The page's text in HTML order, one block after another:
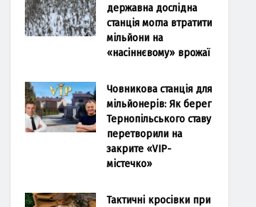
державна дослідна
станція могла втратити
мільйони на
«насіннєвому» врожаї
Човникова станція для
мільйонерів: Як берег
Тернопільського ставу
перетворили на
закрите «VIP-
містечко»
Тактичні кросівки при